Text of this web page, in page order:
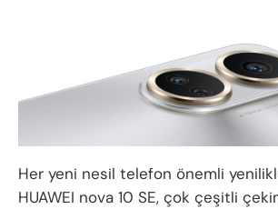
Her yeni nesil telefon önemli
HUAWEI nova 10 SE, çok çeşitli